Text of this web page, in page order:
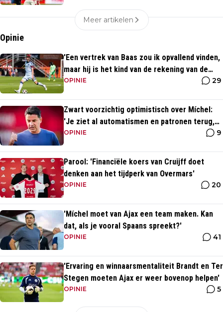
Meer artikelen
Opinie
'Een vertrek van Baas zou ik opvallend vinden,
maar hij is het kind van de rekening van de
komst van Blind'
OPINIE 29
Zwart voorzichtig optimistisch over Míchel:
'Je ziet al automatismen en patronen terug,
maar...'
OPINIE 9
Parool: 'Financiële koers van Cruijff doet
denken aan het tijdperk van Overmars'
OPINIE 20
'Míchel moet van Ajax een team maken. Kan
dat, als je vooral Spaans spreekt?'
OPINIE 41
'Ervaring en winnaarsmentaliteit Brandt en Ter
Stegen moeten Ajax er weer bovenop helpen'
OPINIE 5